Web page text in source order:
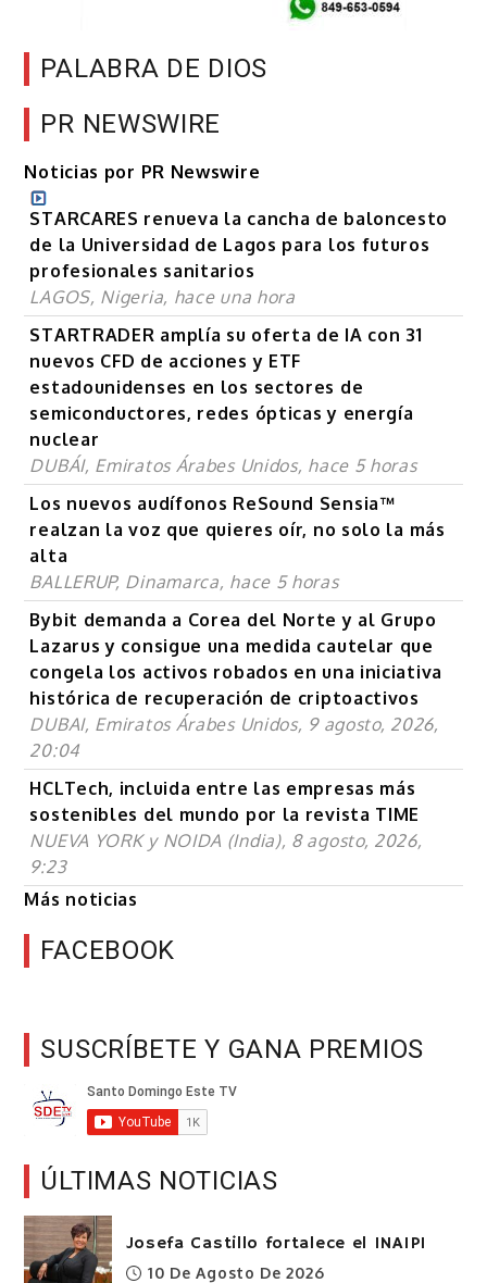
PALABRA DE DIOS
PR NEWSWIRE
Noticias por PR Newswire
STARCARES renueva la cancha de baloncesto
de la Universidad de Lagos para los futuros
profesionales sanitarios
LAGOS, Nigeria, hace una hora
STARTRADER amplía su oferta de IA con 31
nuevos CFD de acciones y ETF
estadounidenses en los sectores de
semiconductores, redes ópticas y energía
nuclear
DUBÁI, Emiratos Árabes Unidos, hace 5 horas
Los nuevos audífonos ReSound Sensia™
realzan la voz que quieres oír, no solo la más
alta
BALLERUP, Dinamarca, hace 5 horas
Bybit demanda a Corea del Norte y al Grupo
Lazarus y consigue una medida cautelar que
congela los activos robados en una iniciativa
histórica de recuperación de criptoactivos
DUBAI, Emiratos Árabes Unidos, 9 agosto, 2026,
20:04
HCLTech, incluida entre las empresas más
sostenibles del mundo por la revista TIME
NUEVA YORK y NOIDA (India), 8 agosto, 2026,
9:23
Más noticias
FACEBOOK
SUSCRÍBETE Y GANA PREMIOS
ÚLTIMAS NOTICIAS
Josefa Castillo fortalece el INAIPI
10 De Agosto De 2026